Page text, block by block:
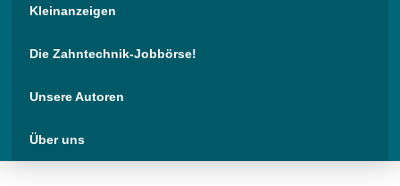
Kleinanzeigen
Die Zahntechnik-Jobbörse!
Unsere Autoren
Über uns